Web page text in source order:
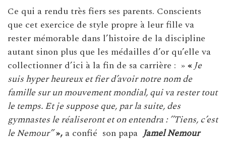
Ce qui a rendu très fiers ses parents. Conscients
que cet exercice de style propre à leur fille va
rester mémorable dans l’histoire de la discipline
autant sinon plus que les médailles d’or qu’elle va
collectionner d’ici à la fin de sa carrière : » «Je
suis hyper heureux et fier d’avoir notre nom de
famille sur un mouvement mondial, qui va rester tout
le temps. Et je suppose que, par la suite, des
gymnastes le réaliseront et on entendra : ’’Tiens, c’est
le Nemour”», a confié son papaJamel Nemour